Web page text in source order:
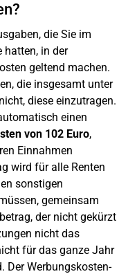
die Sie im
hatten, in der
geltend machen.
die insgesamt unter
diese einzutragen.
einen
von 102 Euro,
Einnahmen
wird für alle Renten
sonstigen
gemeinsam
der nicht gekürzt
nicht das
für das ganze Jahr
Der Werbungskosten-